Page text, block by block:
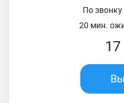
По звонку
20 мин.